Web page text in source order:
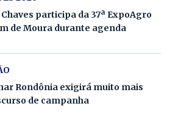
participa da 37ª ExpoAgro
de Moura durante agenda
Rondônia exigirá muito mais
de campanha